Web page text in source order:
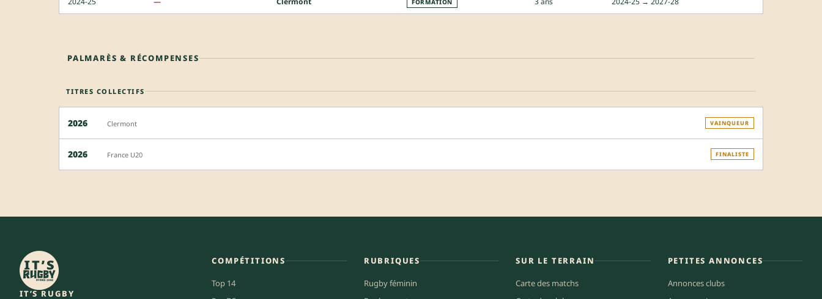
FORMATION
PALMARÈS & RÉCOMPENSES
TITRES COLLECTIFS
2026 Clermont VAINQUEUR
2026 France U20 FINALISTE
IT’S RUGBY
COMPÉTITIONS
Top 14
RUBRIQUES
Rugby féminin
SUR LE TERRAIN
Carte des matchs
PETITES ANNONCES
Annonces clubs